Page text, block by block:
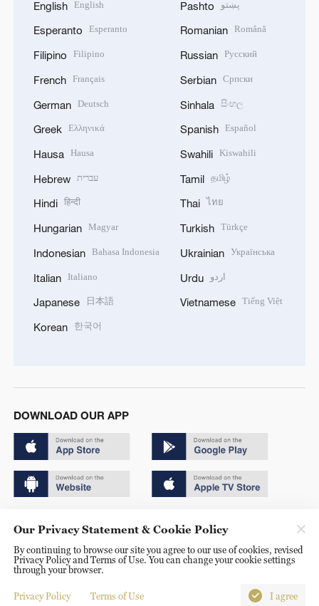
English English
Esperanto Esperanto
Filipino Filipino
French Français
German Deutsch
Greek Ελληνικά
Hausa Hausa
Hebrew עברית
Hindi हिन्दी
Hungarian Magyar
Indonesian Bahasa Indonesia
Italian Italiano
Japanese 日本語
Korean 한국어
Pashto پښتو
Romanian Română
Russian Русский
Serbian Српски
Sinhala සිංහල
Spanish Español
Swahili Kiswahili
Tamil தமிழ்
Thai ไทย
Turkish Türkçe
Ukrainian Українська
Urdu اردو
Vietnamese Tiếng Việt
DOWNLOAD OUR APP
京ICP备20000184号
京公网安备 11010502050052号
Disinformation report hotline: 010-85061466
Our Privacy Statement & Cookie Policy
By continuing to browse our site you agree to our use of cookies, revised
Privacy Policy and Terms of Use. You can change your cookie settings
through your browser.
Privacy Policy Terms of Use I agree